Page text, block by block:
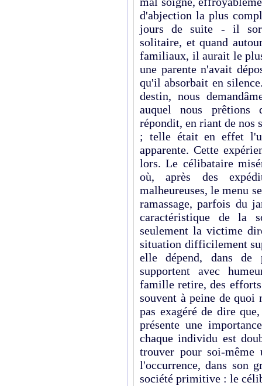
d'abjection la plus
jours de suite - il
solitaire, et quand
familiaux, il aurait le
une parente n'avait
qu'il absorbait en
destin, nous
auquel nous prêtions
répondit, en riant de nos
; telle était en effet
apparente. Cette
lors. Le célibataire
où, après des
malheureuses, le menu
ramassage, parfois du
caractéristique de la
seulement la victime
situation difficilement
elle dépend, dans de
supportent avec
famille retire, des
souvent à peine de
pas exagéré de dire
présente une
chaque individu est
trouver pour soi-même
l'occurrence, dans son
société primitive : le